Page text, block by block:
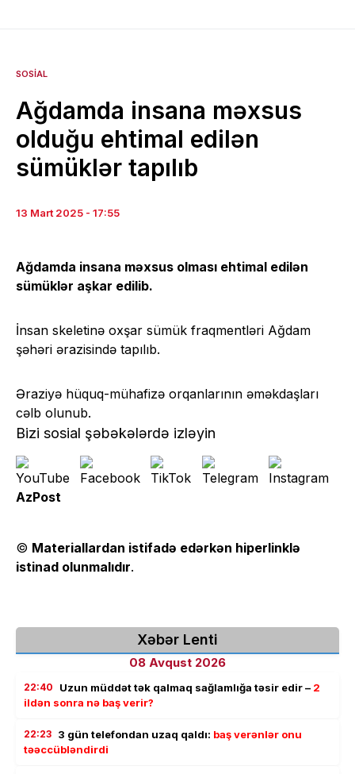
SOSIAL
Ağdamda insana məxsus
olduğu ehtimal edilən
sümüklər tapılıb
13 Mart 2025 - 17:55
Ağdamda insana məxsus olması ehtimal edilən
sümüklər aşkar edilib.
İnsan skeletinə oxşar sümük fraqmentləri Ağdam
şəhəri ərazisində tapılıb.
Əraziyə hüquq-mühafizə orqanlarının əməkdaşları
cəlb olunub.
Bizi sosial şəbəkələrdə izləyin
AzPost
© Materiallardan istifadə edərkən hiperlinklə
istinad olunmalıdır.
Xəbər Lenti
08 Avqust 2026
22:40 Uzun müddət tək qalmaq sağlamlığa təsir edir – 2
ildən sonra nə baş verir?
22:23 3 gün telefondan uzaq qaldı: baş verənlər onu
təəccübləndirdi